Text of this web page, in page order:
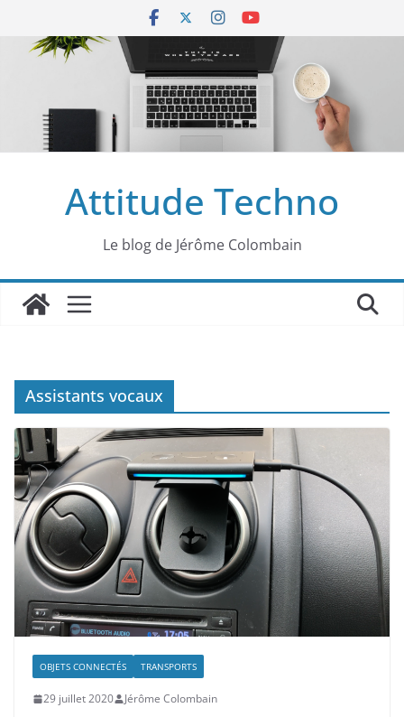
contenu
Attitude Techno
Le blog de Jérôme Colombain
Assistants vocaux
OBJETS CONNECTÉS TRANSPORTS
29 juillet 2020 Jérôme Colombain